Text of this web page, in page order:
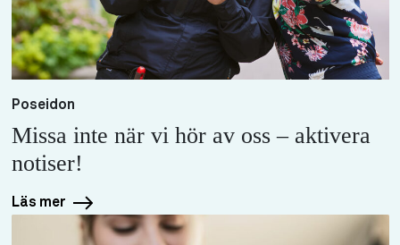
Poseidon
Missa inte när vi hör av oss – aktivera
notiser!
Läs mer